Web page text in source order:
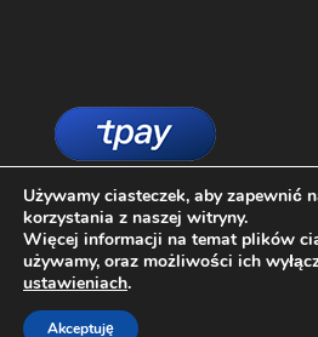
Używamy ciasteczek, aby zapewnić
korzystania z naszej witryny.
Więcej informacji na temat plików
używamy, oraz możliwości ich
ustawieniach.
Akceptuję